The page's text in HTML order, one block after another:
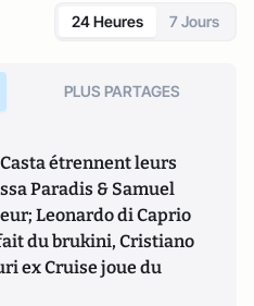
24 Heures 7 Jours
PLUS PARTAGES
étrennent leurs
Paradis & Samuel
Leonardo di Caprio
du brukini, Cristiano
ex Cruise joue du